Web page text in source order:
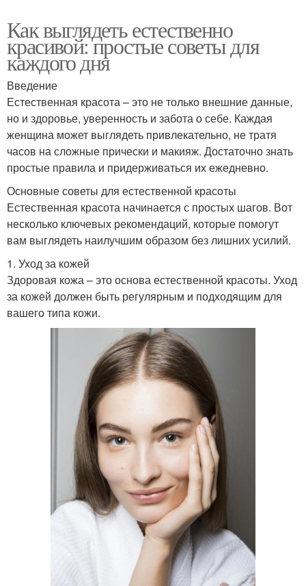
Как выглядеть естественно
красивой: простые советы для
каждого дня
Введение
Естественная красота – это не только внешние данные,
но и здоровье, уверенность и забота о себе. Каждая
женщина может выглядеть привлекательно, не тратя
часов на сложные прически и макияж. Достаточно знать
простые правила и придерживаться их ежедневно.
Основные советы для естественной красоты
Естественная красота начинается с простых шагов. Вот
несколько ключевых рекомендаций, которые помогут
вам выглядеть наилучшим образом без лишних усилий.
1. Уход за кожей
Здоровая кожа – это основа естественной красоты. Уход
за кожей должен быть регулярным и подходящим для
вашего типа кожи.